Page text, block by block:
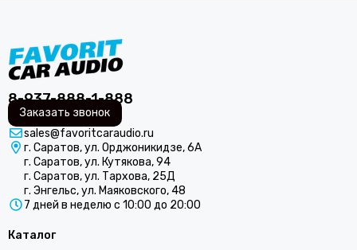
8-937-888-1-888
Заказать звонок
sales@favoritcaraudio.ru
г. Саратов, ул. Орджоникидзе, 6А
г. Саратов, ул. Кутякова, 94
г. Саратов, ул. Тархова, 25Д
г. Энгельс, ул. Маяковского, 48
7 дней в неделю с 10:00 до 20:00
Каталог